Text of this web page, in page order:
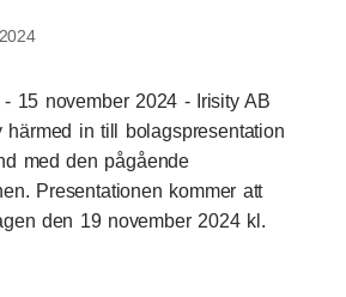
15 november 2024 - Irisity AB
härmed in till bolagspresentation
med den pågående
Presentationen kommer att
den 19 november 2024 kl.